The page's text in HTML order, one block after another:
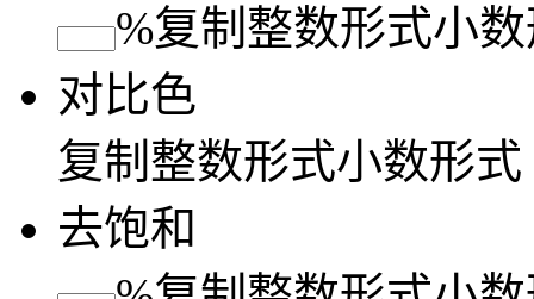
%复制 整数形式小
对比色
复制 整数形式小数形式
去饱和